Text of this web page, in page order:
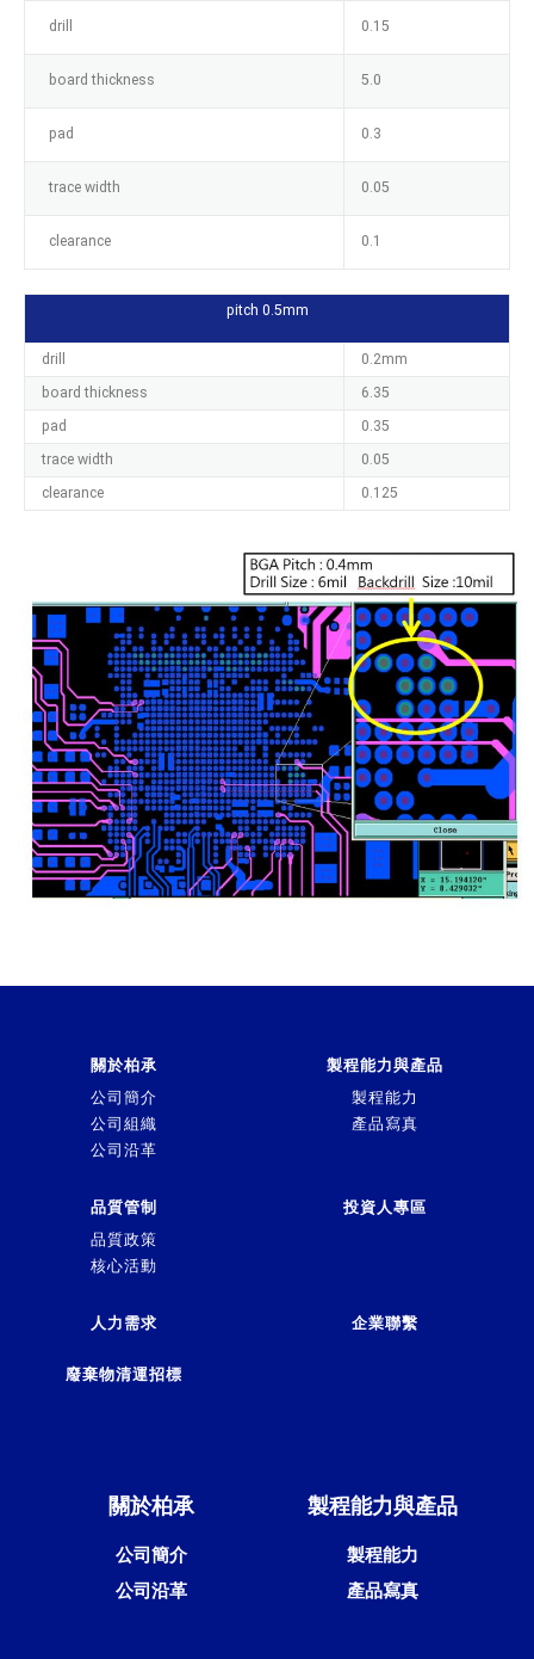
drill 0.15
board thickness 5.0
pad 0.3
trace width 0.05
clearance 0.1
pitch 0.5mm
drill
0.2mm
board thickness
6.35
pad
0.35
trace width
0.05
clearance
0.125
關於柏承
公司簡介
公司組織
公司沿革
製程能力與產品
製程能力
產品寫真
品質管制
品質政策
核心活動
投資人專區
人力需求 企業聯繫
廢棄物清運招標
關於柏承
公司簡介
公司沿革
製程能力與產品
製程能力
產品寫真